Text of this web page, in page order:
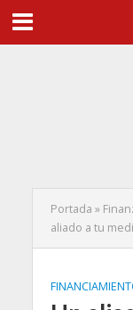
Portada »
aliado a tu